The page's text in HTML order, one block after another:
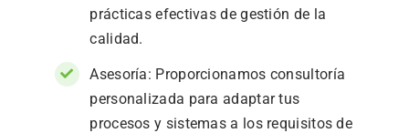
prácticas efectivas de gestión de la
calidad.
Asesoría: Proporcionamos consultoría
personalizada para adaptar tus
procesos y sistemas a los requisitos de